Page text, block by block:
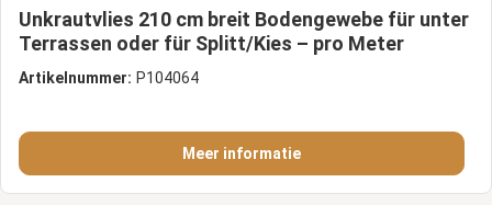
Unkrautvlies 210 cm breit Bodengewebe für unter
Terrassen oder für Splitt/Kies – pro Meter
Artikelnummer: P104064
Meer informatie